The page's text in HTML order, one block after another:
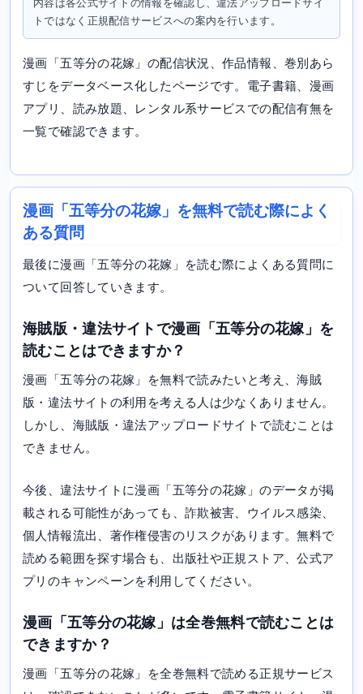
内容は各公式サイトの情報を確認し、違法アップロードサイ
トではなく正規配信サービスへの案内を行います。
漫画「五等分の花嫁」の配信状況、作品情報、巻別あら
すじをデータベース化したページです。電子書籍、漫画
アプリ、読み放題、レンタル系サービスでの配信有無を
一覧で確認できます。
漫画「五等分の花嫁」を無料で読む際によく
ある質問
最後に漫画「五等分の花嫁」を読む際によくある質問に
ついて回答していきます。
海賊版・違法サイトで漫画「五等分の花嫁」を
読むことはできますか？
漫画「五等分の花嫁」を無料で読みたいと考え、海賊
版・違法サイトの利用を考える人は少なくありません。
しかし、海賊版・違法アップロードサイトで読むことは
できません。
今後、違法サイトに漫画「五等分の花嫁」のデータが掲
載される可能性があっても、詐欺被害、ウイルス感染、
個人情報流出、著作権侵害のリスクがあります。無料で
読める範囲を探す場合も、出版社や正規ストア、公式ア
プリのキャンペーンを利用してください。
漫画「五等分の花嫁」は全巻無料で読むことは
できますか？
漫画「五等分の花嫁」を全巻無料で読める正規サービス